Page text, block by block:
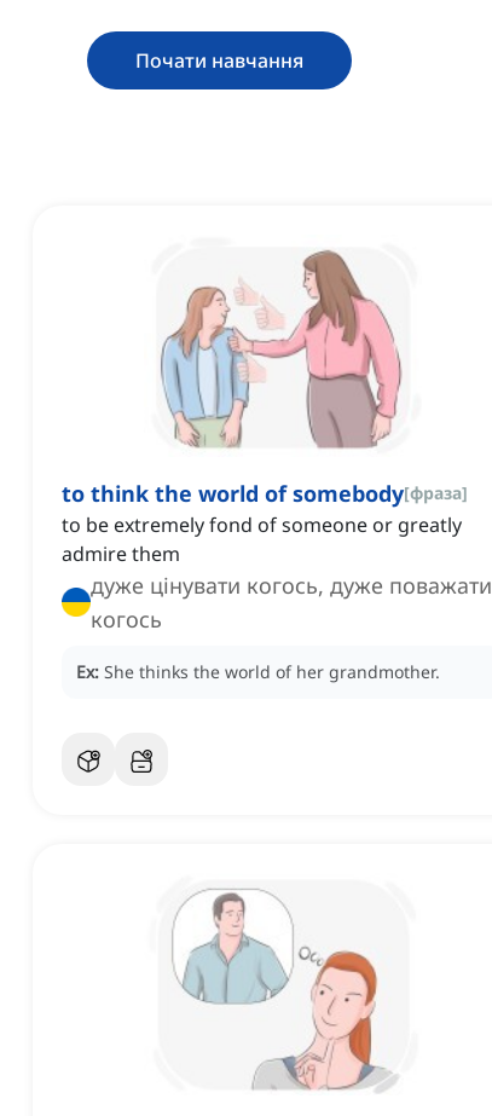
Почати навчання
to think the world of somebody[фраза]
to be extremely fond of someone or greatly
admire them
дуже цінувати когось, дуже поважати
когось
Ex: She thinks the world of her grandmother.